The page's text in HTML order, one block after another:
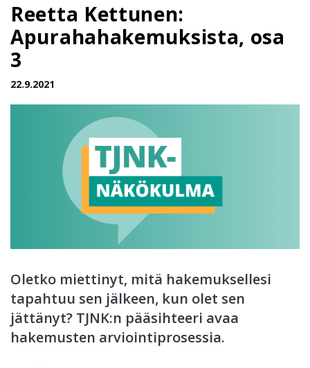
Reetta Kettunen:
Apurahahakemuksista, osa
3
22.9.2021
Oletko miettinyt, mitä hakemuksellesi
tapahtuu sen jälkeen, kun olet sen
jättänyt? TJNK:n pääsihteeri avaa
hakemusten arviointiprosessia.